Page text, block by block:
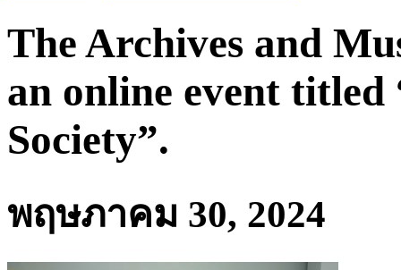
The Archives and
an online event
Society”.
พฤษภาคม 30, 2024